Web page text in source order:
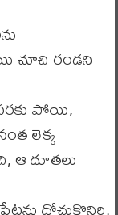
చూచి రండని
పోయి,
లెక్క
ఆ దూతలు